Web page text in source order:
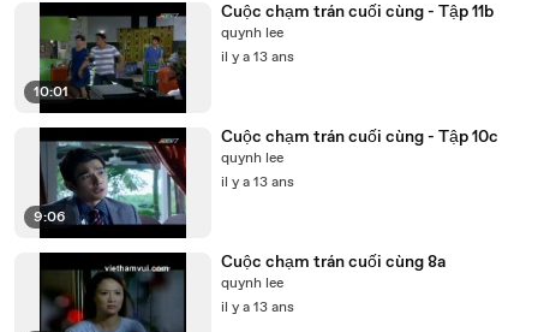
10:01
Cuộc chạm trán cuối cùng - Tập 11b
quynh lee
il y a 13 ans
9:06
Cuộc chạm trán cuối cùng - Tập 10c
quynh lee
il y a 13 ans
Cuộc chạm trán cuối cùng 8a
quynh lee
il y a 13 ans